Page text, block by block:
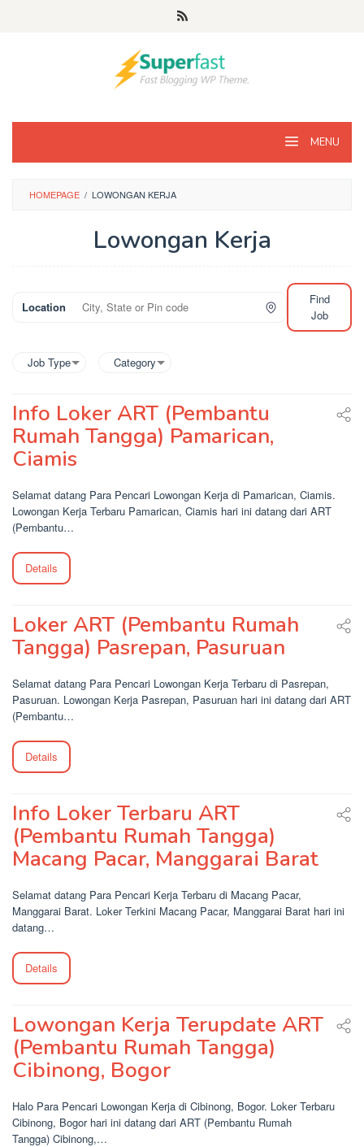
MENU
HOMEPAGE / LOWONGAN KERJA
Lowongan Kerja
JuliLocation
Find
Job
Info Loker ART (Pembantu
Rumah Tangga) Pamarican,
Ciamis
Selamat datang Para Pencari Lowongan Kerja di Pamarican, Ciamis.
Lowongan Kerja Terbaru Pamarican, Ciamis hari ini datang dari ART
(Pembantu…
Details
Loker ART (Pembantu Rumah
Tangga) Pasrepan, Pasuruan
Selamat datang Para Pencari Lowongan Kerja Terbaru di Pasrepan,
Pasuruan. Lowongan Kerja Pasrepan, Pasuruan hari ini datang dari ART
(Pembantu…
Details
Info Loker Terbaru ART
(Pembantu Rumah Tangga)
Macang Pacar, Manggarai Barat
Selamat datang Para Pencari Kerja Terbaru di Macang Pacar,
Manggarai Barat. Loker Terkini Macang Pacar, Manggarai Barat hari ini
datang…
Details
Lowongan Kerja Terupdate ART
(Pembantu Rumah Tangga)
Cibinong, Bogor
Halo Para Pencari Lowongan Kerja di Cibinong, Bogor. Loker Terbaru
Cibinong, Bogor hari ini datang dari ART (Pembantu Rumah
Tangga) Cibinong,…